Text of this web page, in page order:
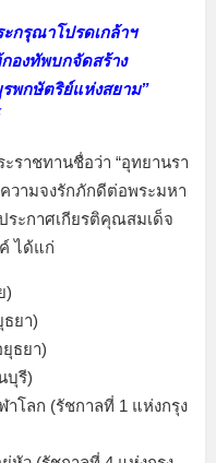
กรุณาโปรดเกล้าฯ
องทัพบกจัดสร้าง
พกษัตริย์แห่งสยาม”
ราชทานชื่อว่า “อุทยานรา
วามจงรักภักดีต่อพระมหา
ระกาศเกียรติคุณสมเด็จ
ได้แก่
)
ยา)
ธยา)
บุรี)
โลก (รัชกาลที่ 1 แห่งกรุง